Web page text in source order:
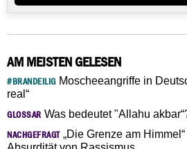
AM MEISTEN GELESEN
#BRANDEILIGMoscheeangriffe in
real“
GLOSSAR Was bedeutet "Allahu
NACHGEFRAGT„Die Grenze am